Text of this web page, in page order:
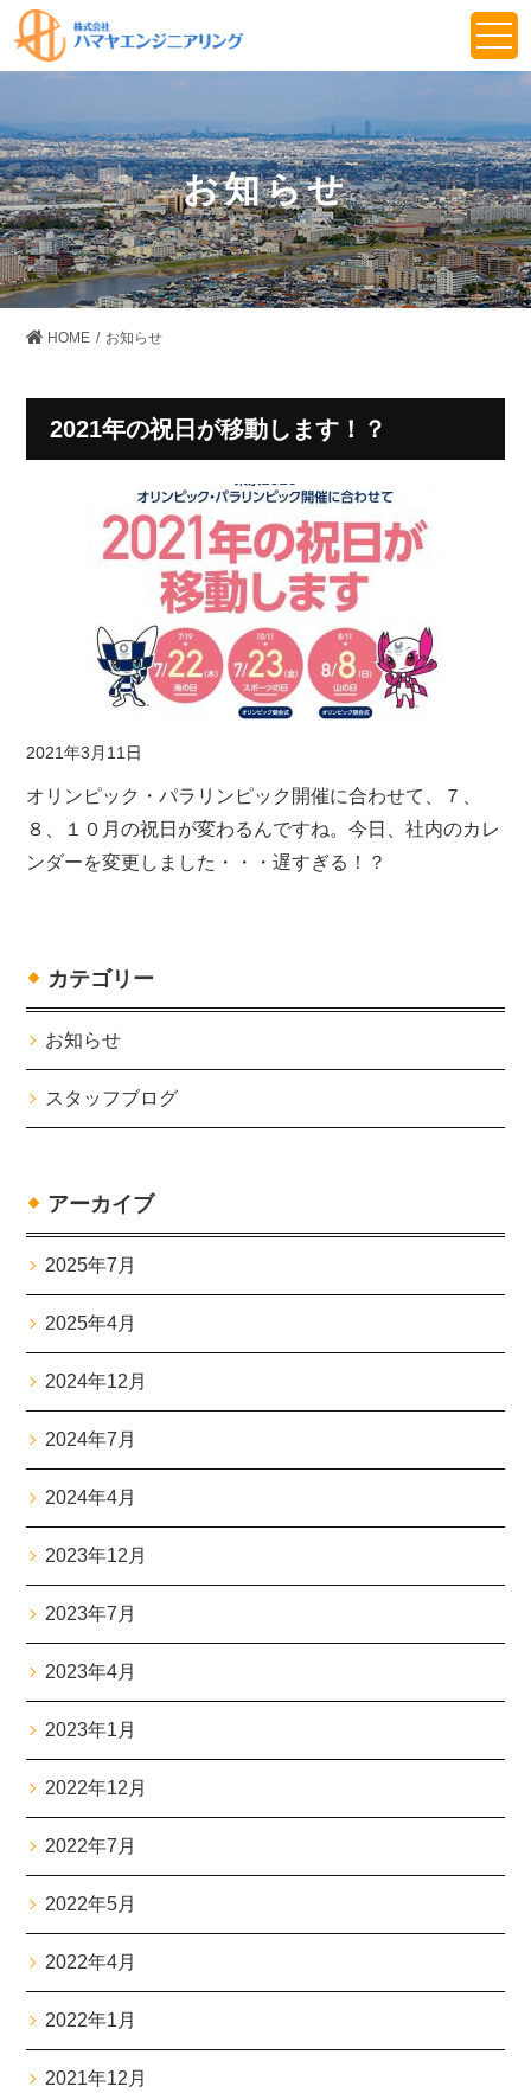
お知らせ
HOME お知らせ
2021年の祝日が移動します！？
2021年3月11日
オリンピック・パラリンピック開催に合わせて、７、
８、１０月の祝日が変わるんですね。今日、社内のカレ
ンダーを変更しました・・・遅すぎる！？
カテゴリー
お知らせ
スタッフブログ
アーカイブ
2025年7月
2025年4月
2024年12月
2024年7月
2024年4月
2023年12月
2023年7月
2023年4月
2023年1月
2022年12月
2022年7月
2022年5月
2022年4月
2022年1月
2021年12月